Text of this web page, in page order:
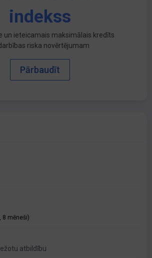
indekss
un ieteicamais maksimālais kredīts
riska novērtējumam
Pārbaudīt
8 mēneši)
atbildību